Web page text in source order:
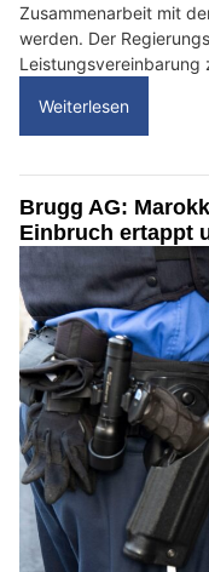
Zusammenarbeit mit
werden. Der
Leistungsvereinbarung
Weiterlesen
Brugg AG:
Einbruch ertappt